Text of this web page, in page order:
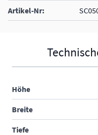
Artikel-Nr:
Höhe
Breite
Tiefe